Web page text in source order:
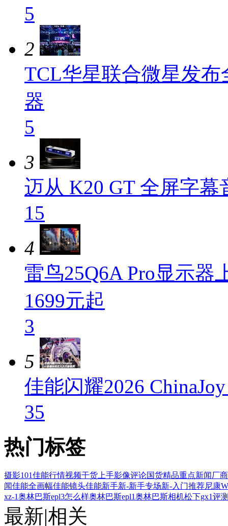
5
2
TCL华星联合微星发
器
5
3
迈从 K20 GT 全屏字
15
4
雷鸟25Q6A Pro显示器
1699元起
3
5
佳能闪耀2026
35
热门标签
摄影101佳能行情视频干货上手影像评论国货精品重点新闻 厂
闻佳能全画幅佳能镜头佳能新手新-新手专场新-入门推荐尼康
xz-1奥林巴斯epl3怎么样奥林巴斯epl1奥林巴斯相机松下gx1评
最新|相关